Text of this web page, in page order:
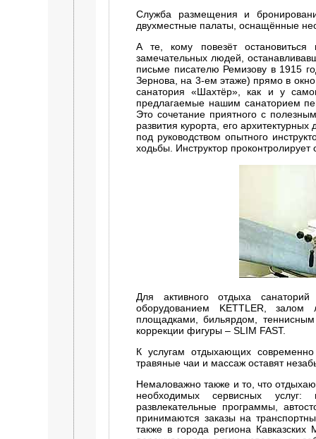
Служба размещения и
двухместные палаты, оснащённые
А те, кому повезёт остановиться
замечательных людей,
письме писателю Ремизову в 1915
Зернова, на 3-ем этаже) прямо в
санатория «Шахтёр», как и у
предлагаемые нашим санаторием
Это сочетание приятного с
развития курорта, его
под руководством опытного
ходьбы. Инструктор
Для активного отдыха
оборудованием KETTLER, залом
площадками, бильярдом,
коррекции фигуры – SLIM FAST.
К услугам отдыхающих
травяные чаи и массаж оставят
Немаловажно также и то, что
необходимых сервисных услуг:
развлекательные программы,
принимаются заказы на
также в города региона